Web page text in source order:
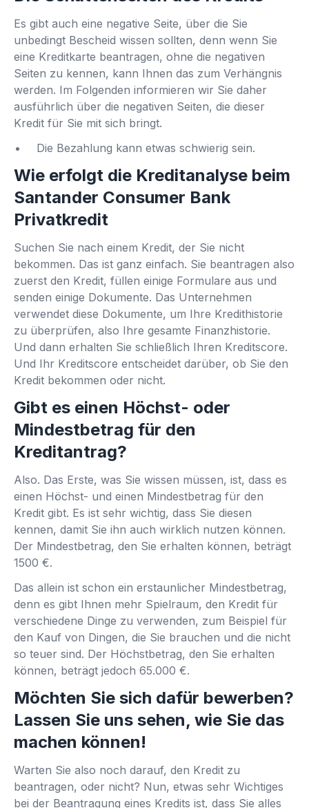
Es gibt auch eine negative Seite, über die Sie
unbedingt Bescheid wissen sollten, denn wenn Sie
eine Kreditkarte beantragen, ohne die negativen
Seiten zu kennen, kann Ihnen das zum Verhängnis
werden. Im Folgenden informieren wir Sie daher
ausführlich über die negativen Seiten, die dieser
Kredit für Sie mit sich bringt.
Die Bezahlung kann etwas schwierig sein.
Wie erfolgt die Kreditanalyse beim
Santander Consumer Bank
Privatkredit
Suchen Sie nach einem Kredit, der Sie nicht
bekommen. Das ist ganz einfach. Sie beantragen also
zuerst den Kredit, füllen einige Formulare aus und
senden einige Dokumente. Das Unternehmen
verwendet diese Dokumente, um Ihre Kredithistorie
zu überprüfen, also Ihre gesamte Finanzhistorie.
Und dann erhalten Sie schließlich Ihren Kreditscore.
Und Ihr Kreditscore entscheidet darüber, ob Sie den
Kredit bekommen oder nicht.
Gibt es einen Höchst- oder
Mindestbetrag für den
Kreditantrag?
Also. Das Erste, was Sie wissen müssen, ist, dass es
einen Höchst- und einen Mindestbetrag für den
Kredit gibt. Es ist sehr wichtig, dass Sie diesen
kennen, damit Sie ihn auch wirklich nutzen können.
Der Mindestbetrag, den Sie erhalten können, beträgt
1500 €.
Das allein ist schon ein erstaunlicher Mindestbetrag,
denn es gibt Ihnen mehr Spielraum, den Kredit für
verschiedene Dinge zu verwenden, zum Beispiel für
den Kauf von Dingen, die Sie brauchen und die nicht
so teuer sind. Der Höchstbetrag, den Sie erhalten
können, beträgt jedoch 65.000 €.
Möchten Sie sich dafür bewerben?
Lassen Sie uns sehen, wie Sie das
machen können!
Warten Sie also noch darauf, den Kredit zu
beantragen, oder nicht? Nun, etwas sehr Wichtiges
bei der Beantragung eines Kredits ist, dass Sie alles